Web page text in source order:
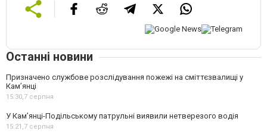
Останні новини
Призначено службове розслідування пожежі на сміттєзвалищі у
Кам’янці
15:30,7 серпня
У Кам’янці-Подільському патрульні виявили нетверезого водія
15:21,7 серпня